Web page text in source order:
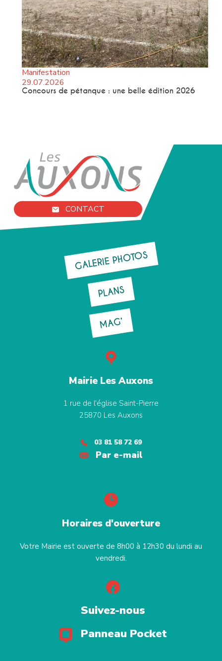
Manifestation
29.07.2026
Concours de pétanque : une belle édition 2026
CONTACT
GALERIE PHOTOS
PLANS
MAG’
Mairie Les Auxons
1 rue de l'église Saint-Pierre
25870 Les Auxons
03 81 58 72 69
Par e-mail
Horaires d'ouverture
Votre Mairie est ouverte de 8h00 à 12h30 du lundi au
vendredi.
Suivez-nous
Panneau Pocket